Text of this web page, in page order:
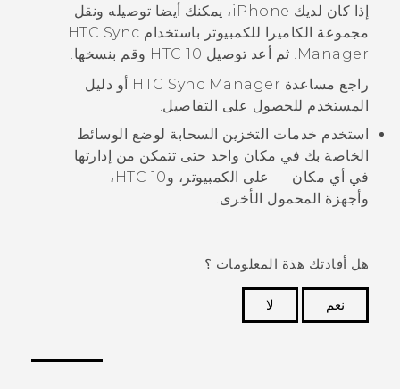
إذا كان لديك iPhone ، يمكنك أيضا توصيله ونقل
مجموعة الكاميرا للكمبيوتر باستخدام HTC Sync
Manager . ثم أعد توصيل HTC 10 وقم بنسخها.
راجع مساعدة HTC Sync Manager
أو دليل
المستخدم للحصول على التفاصيل.
استخدم خدمات التخزين السحابة لوضع الوسائط
الخاصة بك في مكان واحد حتى تتمكن من إدارتها
في أي مكان — على الكمبيوتر، وHTC 10 ،
وأجهزة المحمول الأخرى.
هل أفادتك هذة المعلومات ؟
نعم
لا